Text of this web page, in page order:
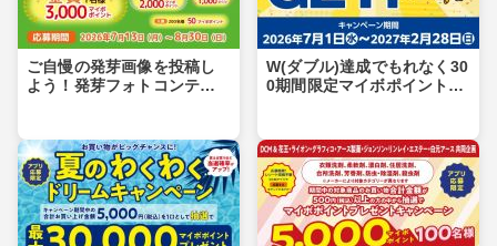
ご自慢の発芽画像を投稿し
よう！発芽フォトコンテス
W(ダブル)達成でもれなく30
0期間限定マイボポイントG